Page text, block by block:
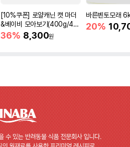
[10%쿠폰] 로얄캐닌 캣 마더
&베이비 모아보기(400g/4/1
0kg)
36% 8,300원
바른벤토모래
20%